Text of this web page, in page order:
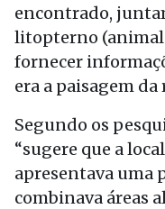
encontrado,
litopterno
fornecer
era a paisagem
Segundo os
“sugere que a
apresentava uma
combinava áreas